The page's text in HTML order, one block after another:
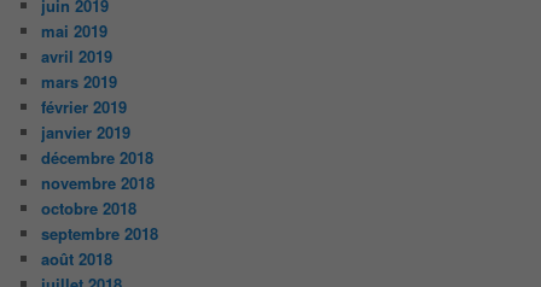
juin 2019
mai 2019
avril 2019
mars 2019
février 2019
janvier 2019
décembre 2018
novembre 2018
octobre 2018
septembre 2018
août 2018